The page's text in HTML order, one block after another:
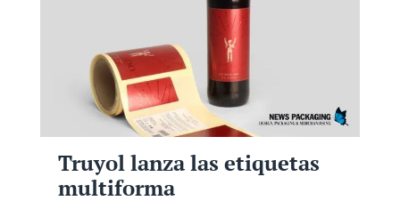
Truyol lanza las etiquetas
multiforma